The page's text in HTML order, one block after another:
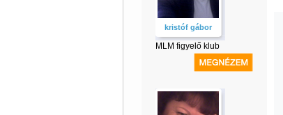
kristóf gábor
MLM figyelő klub